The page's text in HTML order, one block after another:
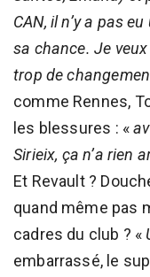
CAN, il n’y a pas
sa chance. Je
trop de
comme Rennes,
les blessures : «
Sirieix, ça n’a rien
Et Revault ?
quand même pas
cadres du club ? «
embarrassé, le